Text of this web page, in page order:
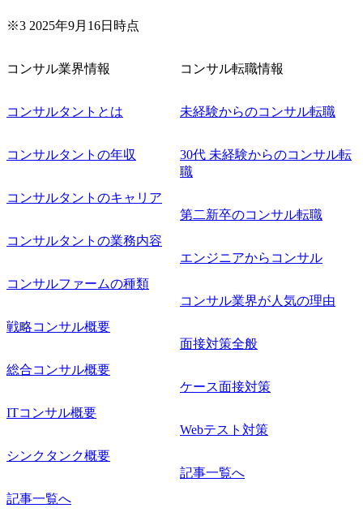
※3 2025年9月16日時点
コンサル業界情報
コンサルタントとは
コンサルタントの年収
コンサルタントのキャリア
コンサルタントの業務内容
コンサルファームの種類
戦略コンサル概要
総合コンサル概要
ITコンサル概要
シンクタンク概要
記事一覧へ
コンサル転職情報
未経験からのコンサル転職
30代 未経験からのコンサル転
職
第二新卒のコンサル転職
エンジニアからコンサル
コンサル業界が人気の理由
面接対策全般
ケース面接対策
Webテスト対策
記事一覧へ